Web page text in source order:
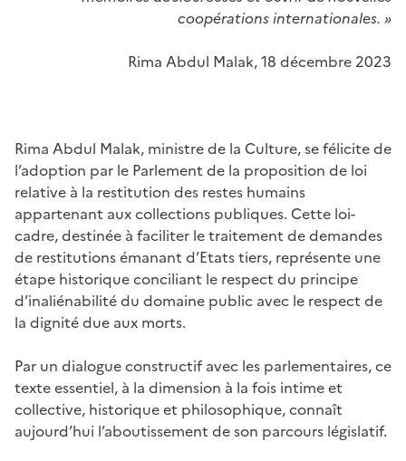
coopérations internationales. »
Rima Abdul Malak, 18 décembre 2023
Rima Abdul Malak, ministre de la Culture, se félicite de
l’adoption par le Parlement de la proposition de loi
relative à la restitution des restes humains
appartenant aux collections publiques. Cette loi-
cadre, destinée à faciliter le traitement de demandes
de restitutions émanant d’Etats tiers, représente une
étape historique conciliant le respect du principe
d’inaliénabilité du domaine public avec le respect de
la dignité due aux morts.
Par un dialogue constructif avec les parlementaires, ce
texte essentiel, à la dimension à la fois intime et
collective, historique et philosophique, connaît
aujourd’hui l’aboutissement de son parcours législatif.